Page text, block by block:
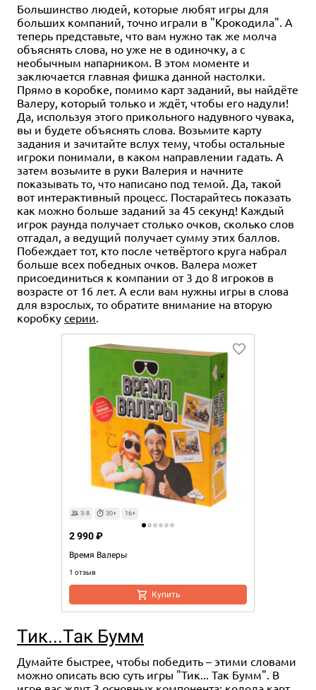
Большинство людей, которые любят игры для
больших компаний, точно играли в "Крокодила". А
теперь представьте, что вам нужно так же молча
объяснять слова, но уже не в одиночку, а с
необычным напарником. В этом моменте и
заключается главная фишка данной настолки.
Прямо в коробке, помимо карт заданий, вы найдёте
Валеру, который только и ждёт, чтобы его надули!
Да, используя этого прикольного надувного чувака,
вы и будете объяснять слова. Возьмите карту
задания и зачитайте вслух тему, чтобы остальные
игроки понимали, в каком направлении гадать. А
затем возьмите в руки Валерия и начните
показывать то, что написано под темой. Да, такой
вот интерактивный процесс. Постарайтесь показать
как можно больше заданий за 45 секунд! Каждый
игрок раунда получает столько очков, сколько слов
отгадал, а ведущий получает сумму этих баллов.
Побеждает тот, кто после четвёртого круга набрал
больше всех победных очков. Валера может
присоединиться к компании от 3 до 8 игроков в
возрасте от 16 лет. А если вам нужны игры в слова
для взрослых, то обратите внимание на вторую
коробку серии
3-8 30+ 16+
Время Валеры
1 отзыв
2 990 ₽
Купить
Тик...Так Бумм
Думайте быстрее, чтобы победить – этими словами
можно описать всю суть игры "Тик... Так Бумм". В